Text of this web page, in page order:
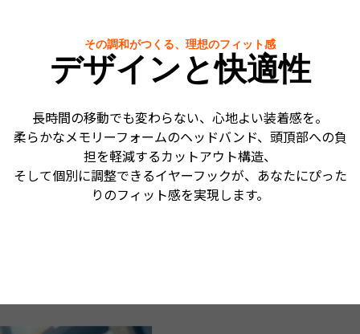
その調和がつくる、理想のフィット感
デザインと快適性
長時間の移動でも変わらない、心地よい装着感を。
柔らかなメモリーフォームのヘッドバンド、頭頂部への負
担を軽減するカットアウト構造、
そして個別に調整できるイヤーフックが、あなたにぴった
りのフィット感を実現します。